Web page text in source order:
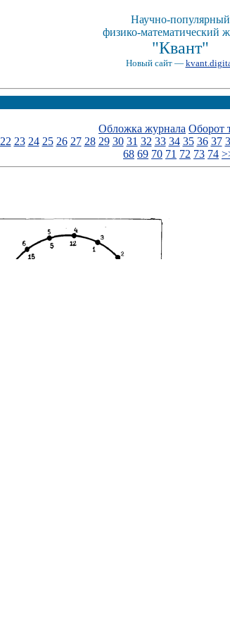
Научно-популярный
физико-математический
"Квант"
Новый сайт —
Обложка журнала Оборот
22 23 24 25 26 27 28 29 30 31 32 33 34 35 36 37
68 69 70 71 72 73 74